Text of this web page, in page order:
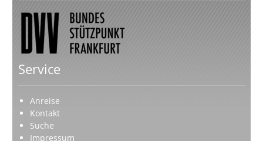
Service
Anreise
Kontakt
Suche
Impressum